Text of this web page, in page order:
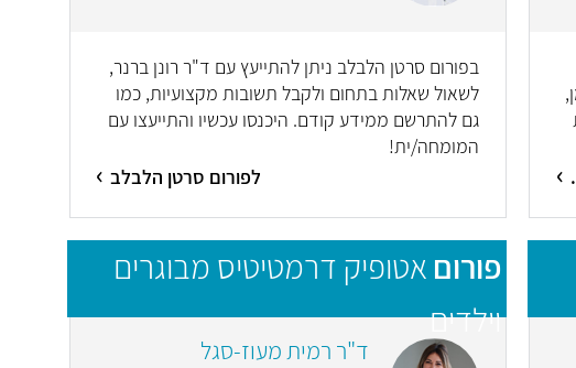
בפורום סרטן הלבלב ניתן להתייעץ עם ד"ר רונן ברנר,
לשאול שאלות בתחום ולקבל תשובות מקצועיות, כמו
גם להתרשם ממידע קודם. היכנסו עכשיו והתייעצו עם
המומחה/ית!
לפורום סרטן הלבלב
פורום אטופיק דרמטיטיס מבוגרים
וילדים
ד"ר רמית מעוז-סגל